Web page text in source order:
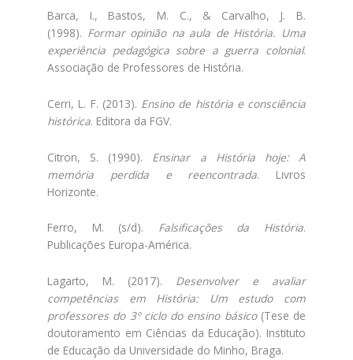
Barca, I., Bastos, M. C., & Carvalho, J. B.
(1998). Formar opinião na aula de História. Uma
experiência pedagógica sobre a guerra colonial.
Associação de Professores de História.
Cerri, L. F. (2013). Ensino de história e consciência
histórica. Editora da FGV.
Citron, S. (1990). Ensinar a História hoje: A
memória perdida e reencontrada. Livros
Horizonte.
Ferro, M. (s/d). Falsificações da História.
Publicações Europa-América.
Lagarto, M. (2017). Desenvolver e avaliar
competências em História: Um estudo com
professores do 3º ciclo do ensino básico(Tese de
doutoramento em Ciências da Educação). Instituto
de Educação da Universidade do Minho, Braga.